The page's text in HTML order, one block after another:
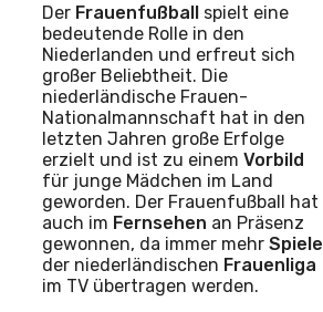
Der Frauenfußball spielt eine
bedeutende Rolle in den
Niederlanden und erfreut sich
großer Beliebtheit. Die
niederländische Frauen-
Nationalmannschaft hat in den
letzten Jahren große Erfolge
erzielt und ist zu einem Vorbild
für junge Mädchen im Land
geworden. Der Frauenfußball hat
auch im Fernsehen an Präsenz
gewonnen, da immer mehr Spiele
der niederländischen Frauenliga
im TV übertragen werden.